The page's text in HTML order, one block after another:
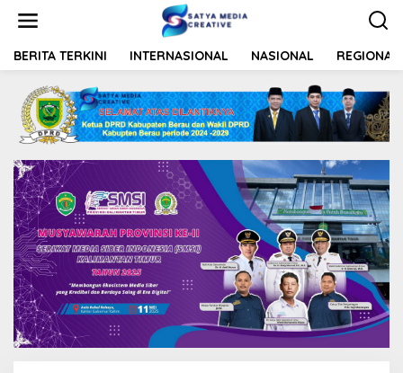
t
BERITA TERKINI INTERNASIONAL NASIONAL REGIONAL